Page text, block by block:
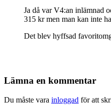
Ja då var V4:an inlämnad
315 kr men man kan inte
Det blev hyffsad
Lämna en kommentar
Du måste vara inloggad för att